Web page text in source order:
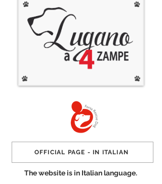
OFFICIAL PAGE - IN ITALIAN
The website is in Italian language.